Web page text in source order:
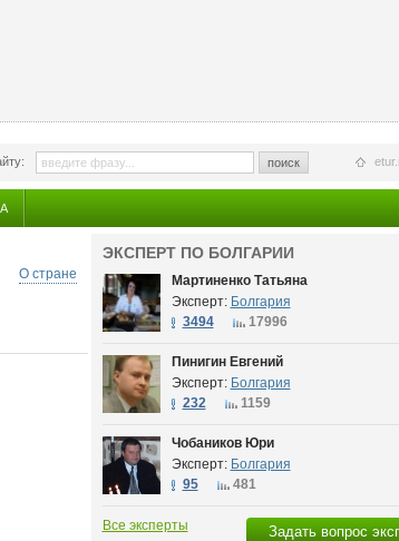
поиск
О стране
ЭКСПЕРТ ПО БОЛГАРИИ
Мартиненко Татьяна
Эксперт: Болгария
3494
17996
Пинигин Евгений
Эксперт: Болгария
232
1159
Чобаников Юри
Эксперт: Болгария
95
481
Задать вопрос
Все эксперты